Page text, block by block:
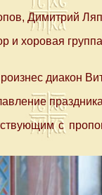
Димитрий
и хоровая
диакон
с